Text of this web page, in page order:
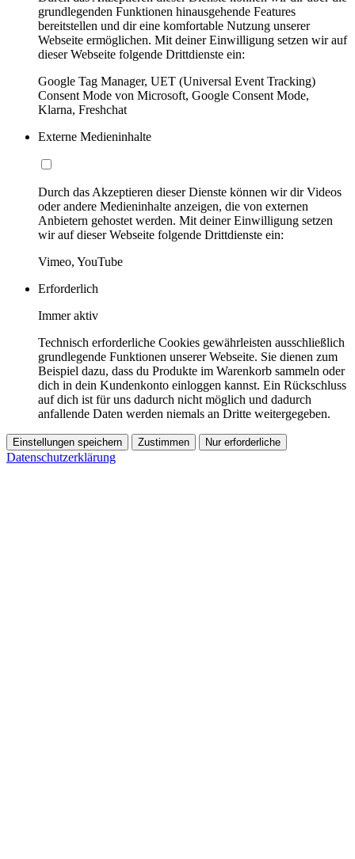
grundlegenden Funktionen hinausgehende Features
bereitstellen und dir eine komfortable Nutzung unserer
Webseite ermöglichen. Mit deiner Einwilligung setzen wir auf
dieser Webseite folgende Drittdienste ein:
Google Tag Manager, UET (Universal Event Tracking)
Consent Mode von Microsoft, Google Consent Mode,
Klarna, Freshchat
Externe Medieninhalte
Durch das Akzeptieren dieser Dienste können wir dir Videos
oder andere Medieninhalte anzeigen, die von externen
Anbietern gehostet werden. Mit deiner Einwilligung setzen
wir auf dieser Webseite folgende Drittdienste ein:
Vimeo, YouTube
Erforderlich
Immer aktiv
Technisch erforderliche Cookies gewährleisten ausschließlich
grundlegende Funktionen unserer Webseite. Sie dienen zum
Beispiel dazu, dass du Produkte im Warenkorb sammeln oder
dich in dein Kundenkonto einloggen kannst. Ein Rückschluss
auf dich ist für uns dadurch nicht möglich und dadurch
anfallende Daten werden niemals an Dritte weitergegeben.
Einstellungen speichern Zustimmen Nur erforderliche
Datenschutzerklärung